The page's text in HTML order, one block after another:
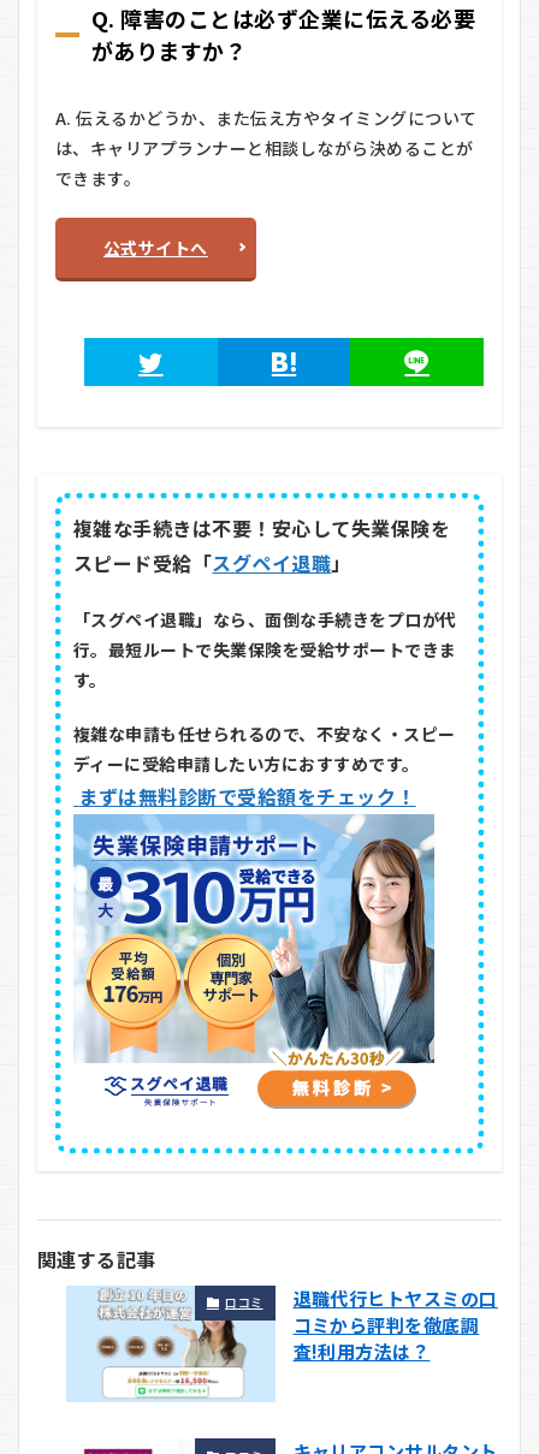
Q. 障害のことは必ず企業に伝える必要
がありますか？
A. 伝えるかどうか、また伝え方やタイミングについて
は、キャリアプランナーと相談しながら決めることが
できます。
公式サイトへ
複雑な手続きは不要！安心して失業保険を
スピード受給「スグペイ退職」
「スグペイ退職」なら、面倒な手続きをプロが代
行。最短ルートで失業保険を受給サポートできま
す。
複雑な申請も任せられるので、不安なく・スピー
ディーに受給申請したい方におすすめです。
まずは無料診断で受給額をチェック！
関連する記事
口コミ
退職代行ヒトヤスミの口
コミから評判を徹底調
査!利用方法は？